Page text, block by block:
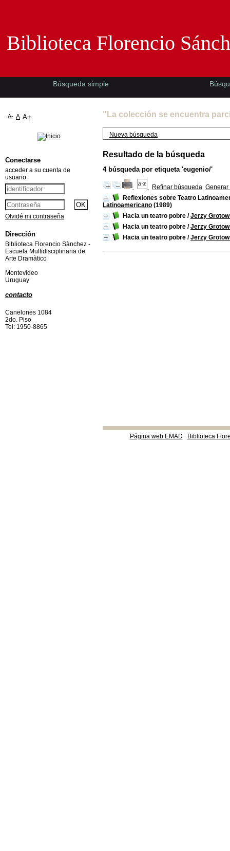
"La colección se encuentra
Nueva búsqueda
Resultado de la búsqueda
4búsqueda por etiqueta 'eugenio/'
Refinar búsqueda Generar
Reflexiones sobre Teatro
Latinoamericano (1989)
Hacia un teatro pobre /Jerzy
Hacia un teatro pobre /Jerzy
Hacia un teatro pobre /Jerzy
Página web EMAD Biblioteca
Biblioteca Florencio
Búsqueda simple
A- A A+
Conectarse
acceder a su cuenta de
usuario
Olvidé mi contraseña
Dirección
Biblioteca Florencio Sànchez -
Escuela Multidisciplinaria de
Arte Dramàtico
Montevideo
Uruguay
contacto
Canelones 1084
2do. Piso
Tel: 1950-8865